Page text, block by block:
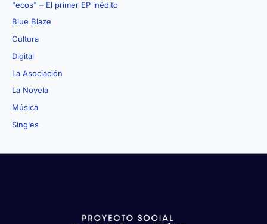
"ecos" – El primer EP inédito
Blue Blaze
Cultura
Digital
La Asociación
La Novela
Música
Singles